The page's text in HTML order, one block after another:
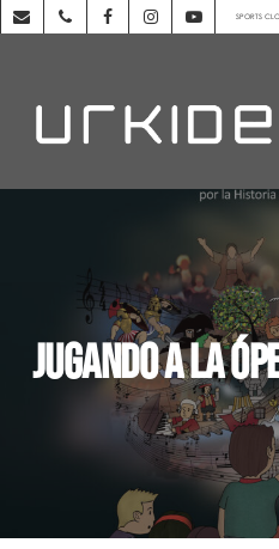
SPORTS
Jugando a la